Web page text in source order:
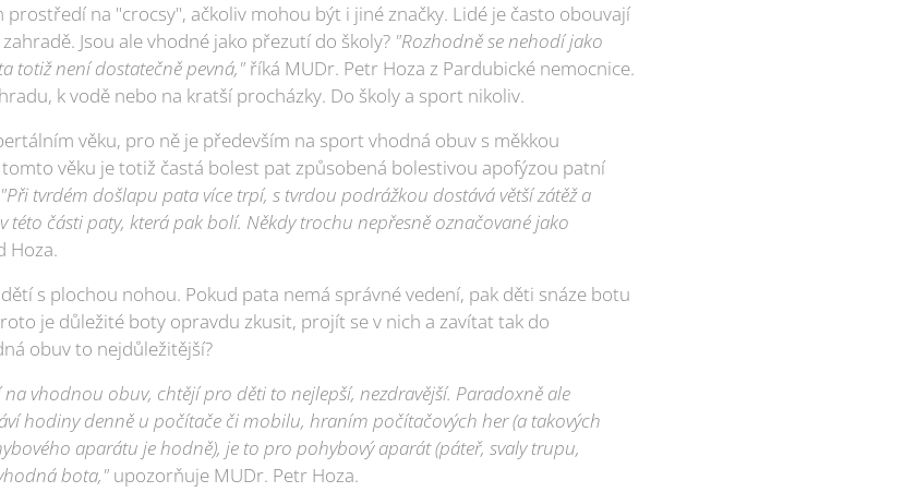
prostředí na "crocsy", ačkoliv mohou být i jiné značky. Lidé je často obouvají
Jsou ale vhodné jako přezutí do školy? "Rozhodně se nehodí jako
totiž není dostatečně pevná," říká MUDr. Petr Hoza z Pardubické nemocnice.
k vodě nebo na kratší procházky. Do školy a sport nikoliv.
věku, pro ně je především na sport vhodná obuv s měkkou
věku je totiž častá bolest pat způsobená bolestivou apofýzou patní
"Při tvrdém došlapu pata více trpí, s tvrdou podrážkou dostává větší zátěž a
části paty, která pak bolí. Někdy trochu nepřesně označované jako
Hoza.
s plochou nohou. Pokud pata nemá správné vedení, pak děti snáze botu
je důležité boty opravdu zkusit, projít se v nich a zavítat tak do
obuv to nejdůležitější?
vhodnou obuv, chtějí pro děti to nejlepší, nezdravější. Paradoxně ale
hodiny denně u počítače či mobilu, hraním počítačových her (a takových
aparátu je hodně), je to pro pohybový aparát (páteř, svaly trupu,
bota," upozorňuje MUDr. Petr Hoza.